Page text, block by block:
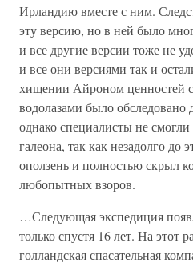
Ирландию вместе с ним.
эту версию, но в ней было
и все другие версии тоже не
и все они версиями так и
хищении Айроном ценностей
водолазами было
однако специалисты не смогли
галеона, так как незадолго до
оползень и полностью скрыл
любопытных взоров.
…Следующая экспедиция
только спустя 16 лет. На этот
голландская спасательная